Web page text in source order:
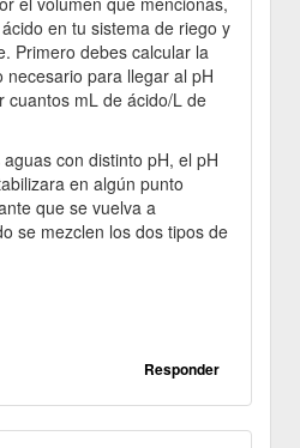
en tu sistema de riego y
Primero debes calcular la
necesario para llegar al pH
cuantos mL de ácido/L de
con distinto pH, el pH
en algún punto
que se vuelva a
se mezclen los dos tipos de
Responder